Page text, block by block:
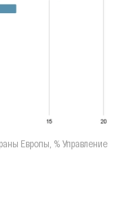
Европы, % Управление